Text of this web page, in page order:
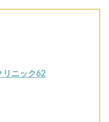
リニック62